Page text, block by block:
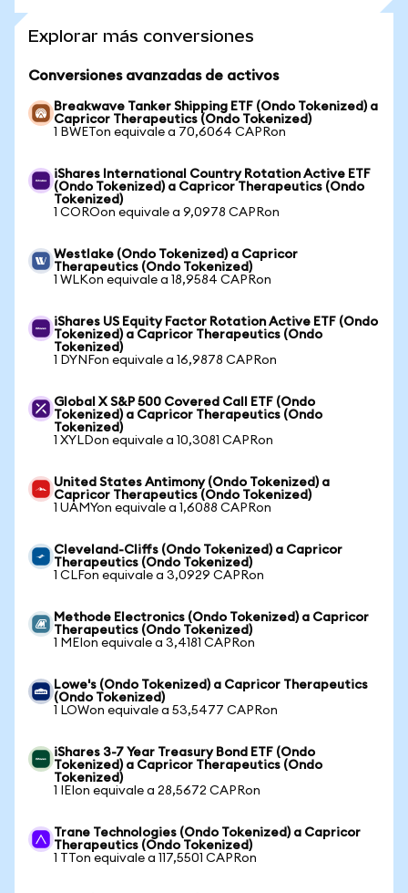
Explorar más conversiones
Conversiones avanzadas de activos
Breakwave Tanker Shipping ETF (Ondo Tokenized) a
Capricor Therapeutics (Ondo Tokenized)
1 BWETon equivale a 70,6064 CAPRon
iShares International Country Rotation Active ETF
(Ondo Tokenized) a Capricor Therapeutics (Ondo
Tokenized)
1 COROon equivale a 9,0978 CAPRon
Westlake (Ondo Tokenized) a Capricor
Therapeutics (Ondo Tokenized)
1 WLKon equivale a 18,9584 CAPRon
iShares US Equity Factor Rotation Active ETF (Ondo
Tokenized) a Capricor Therapeutics (Ondo
Tokenized)
1 DYNFon equivale a 16,9878 CAPRon
Global X S&P 500 Covered Call ETF (Ondo
Tokenized) a Capricor Therapeutics (Ondo
Tokenized)
1 XYLDon equivale a 10,3081 CAPRon
United States Antimony (Ondo Tokenized) a
Capricor Therapeutics (Ondo Tokenized)
1 UAMYon equivale a 1,6088 CAPRon
Cleveland-Cliffs (Ondo Tokenized) a Capricor
Therapeutics (Ondo Tokenized)
1 CLFon equivale a 3,0929 CAPRon
Methode Electronics (Ondo Tokenized) a Capricor
Therapeutics (Ondo Tokenized)
1 MEIon equivale a 3,4181 CAPRon
Lowe's (Ondo Tokenized) a Capricor Therapeutics
(Ondo Tokenized)
1 LOWon equivale a 53,5477 CAPRon
iShares 3-7 Year Treasury Bond ETF (Ondo
Tokenized) a Capricor Therapeutics (Ondo
Tokenized)
1 IEIon equivale a 28,5672 CAPRon
Trane Technologies (Ondo Tokenized) a Capricor
Therapeutics (Ondo Tokenized)
1 TTon equivale a 117,5501 CAPRon